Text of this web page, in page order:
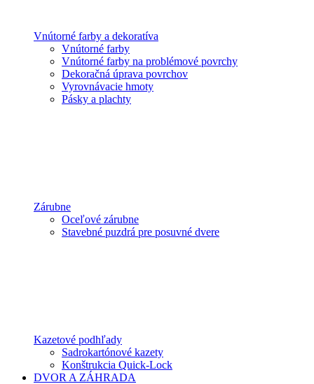
Vnútorné farby a dekoratíva
Vnútorné farby
Vnútorné farby na problémové povrchy
Dekoračná úprava povrchov
Vyrovnávacie hmoty
Pásky a plachty
Zárubne
Oceľové zárubne
Stavebné puzdrá pre posuvné dvere
Kazetové podhľady
Sadrokartónové kazety
Konštrukcia Quick-Lock
DVOR A ZÁHRADA